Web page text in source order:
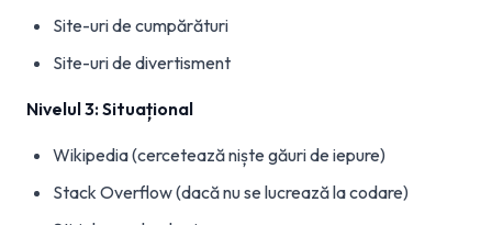
Site-uri de cumpărături
Site-uri de divertisment
Nivelul 3: Situațional
Wikipedia (cercetează niște găuri de iepure)
Stack Overflow (dacă nu se lucrează la codare)